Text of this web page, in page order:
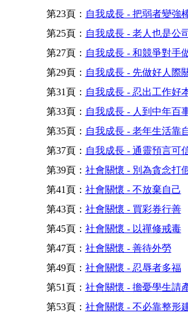
第23頁： 自我成長 - 把弱者變強
第25頁： 自我成長 - 老人也是公
第27頁： 自我成長 - 和競爭對手
第29頁： 自我成長 - 先做好人際
第31頁： 自我成長 - 忍出工作好
第33頁： 自我成長 - 人到中年百
第35頁： 自我成長 - 老年生活靠
第37頁： 自我成長 - 通靈預言可
第39頁： 社會關懷 - 別為貪念打
第41頁： 社會關懷 - 不放棄自己
第43頁： 社會關懷 - 買彩券行善
第45頁： 社會關懷 - 以禪修戒毒
第47頁： 社會關懷 - 善待外勞
第49頁： 社會關懷 - 忍辱者多福
第51頁： 社會關懷 - 擔憂學生請
第53頁： 社會關懷 - 不必靠整形